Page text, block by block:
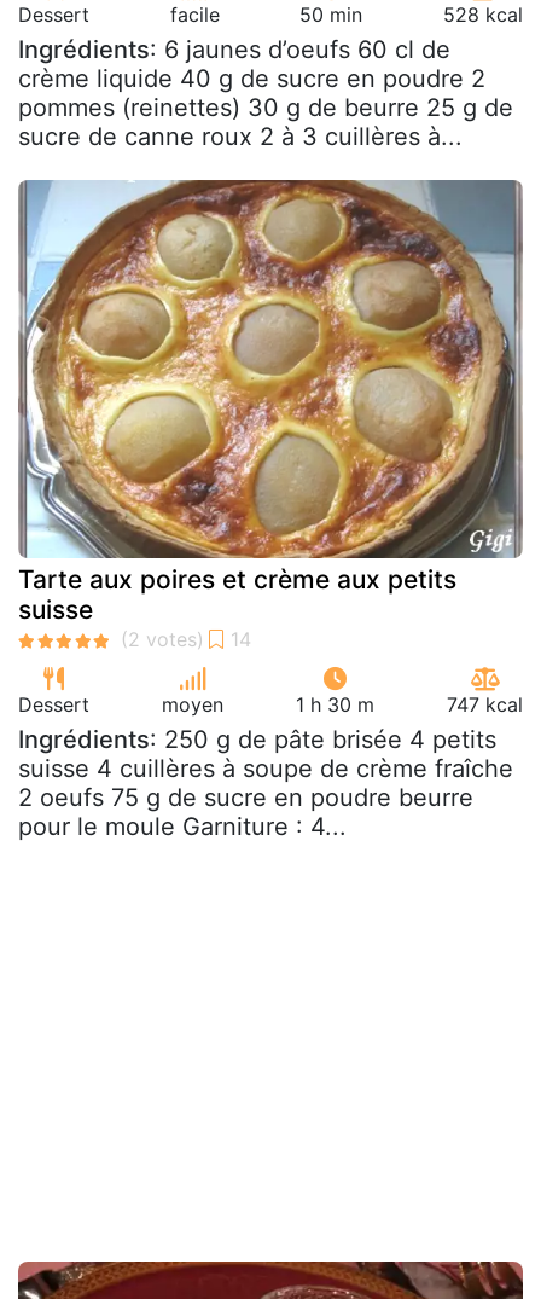
Dessert facile 50 min 528 kcal
Ingrédients: 6 jaunes d’oeufs 60 cl de
crème liquide 40 g de sucre en poudre 2
pommes (reinettes) 30 g de beurre 25 g de
sucre de canne roux 2 à 3 cuillères à...
Tarte aux poires et crème aux petits
suisse
Dessert moyen 1 h 30 m 747 kcal
Ingrédients: 250 g de pâte brisée 4 petits
suisse 4 cuillères à soupe de crème fraîche
2 oeufs 75 g de sucre en poudre beurre
pour le moule Garniture : 4...